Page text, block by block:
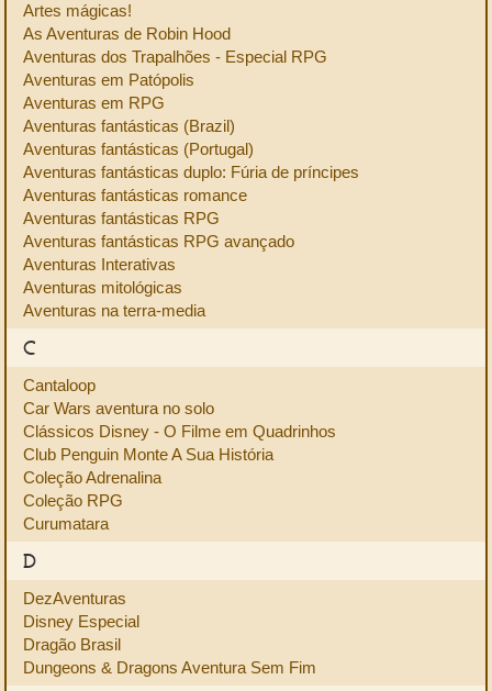
Artes mágicas!
As Aventuras de Robin Hood
Aventuras dos Trapalhões - Especial RPG
Aventuras em Patópolis
Aventuras em RPG
Aventuras fantásticas (Brazil)
Aventuras fantásticas (Portugal)
Aventuras fantásticas duplo: Fúria de príncipes
Aventuras fantásticas romance
Aventuras fantásticas RPG
Aventuras fantásticas RPG avançado
Aventuras Interativas
Aventuras mitológicas
Aventuras na terra-media
C
Cantaloop
Car Wars aventura no solo
Clássicos Disney - O Filme em Quadrinhos
Club Penguin Monte A Sua História
Coleção Adrenalina
Coleção RPG
Curumatara
D
DezAventuras
Disney Especial
Dragão Brasil
Dungeons & Dragons Aventura Sem Fim